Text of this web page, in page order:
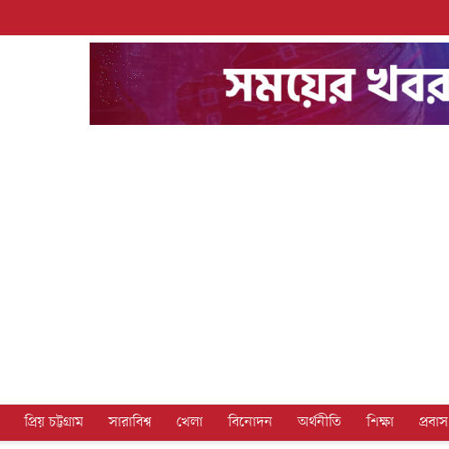
প্রিয় চট্টগ্রাম সারাবিশ্ব খেলা বিনোদন অর্থনীতি শিক্ষা প্রবাস